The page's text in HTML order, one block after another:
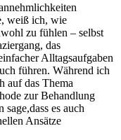
‌weiß ​ich, wie
zu fühlen ⁤– selbst
das
Alltagsaufgaben
‍führen. Während ich
auf⁤ das‍ Thema‍
zur Behandlung
es auch
Ansätze